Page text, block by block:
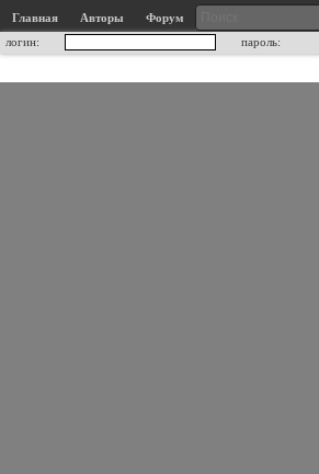
Главная Авторы
Форум
логин:
пароль: